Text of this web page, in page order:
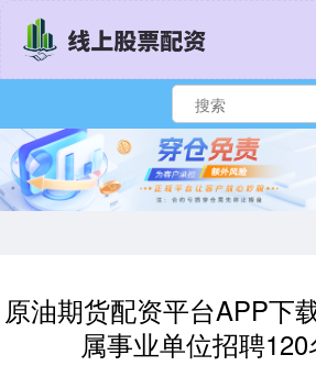
原油期货配资平台APP下
属事业单位招聘